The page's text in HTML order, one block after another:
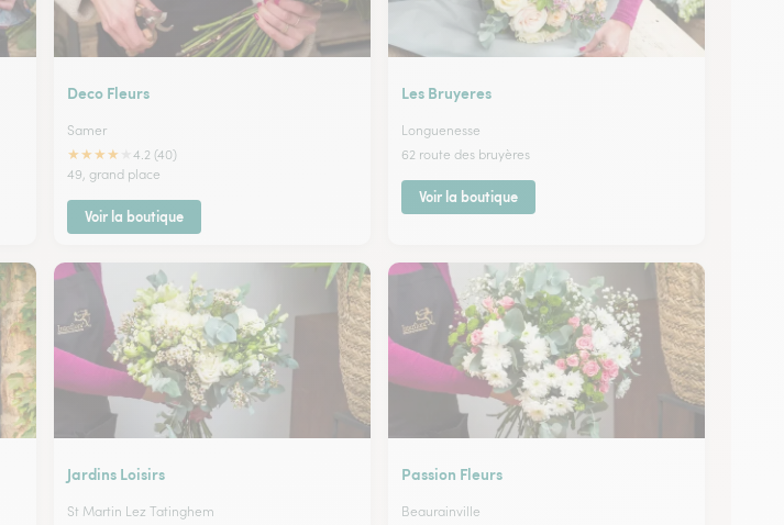
Deco Fleurs
Samer
★★★★
4.2 (40)
49, grand place
Voir la boutique
Les Bruyeres
Longuenesse
62 route des bruyères
Voir la boutique
Jardins Loisirs
St Martin Lez Tatinghem
Passion Fleurs
Beaurainville